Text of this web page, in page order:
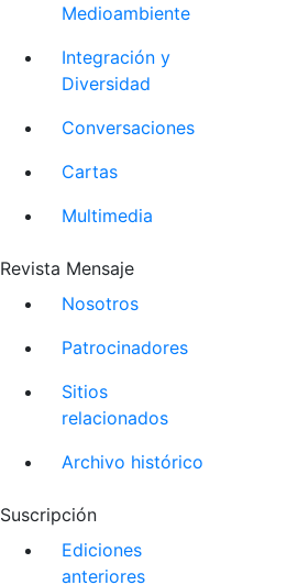
Medioambiente
Integración y
Diversidad
Conversaciones
Cartas
Multimedia
Revista Mensaje
Nosotros
Patrocinadores
Sitios
relacionados
Archivo histórico
Suscripción
Ediciones
anteriores